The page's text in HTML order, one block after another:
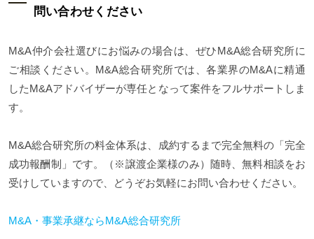
問い合わせください
M&A仲介会社選びにお悩みの場合は、ぜひM&A総合研究所に
ご相談ください。M&A総合研究所では、各業界のM&Aに精通
したM&Aアドバイザーが専任となって案件をフルサポートしま
す。
M&A総合研究所の料金体系は、成約するまで完全無料の「完全
成功報酬制」です。（※譲渡企業様のみ）随時、無料相談をお
受けしていますので、どうぞお気軽にお問い合わせください。
M&A・事業承継ならM&A総合研究所